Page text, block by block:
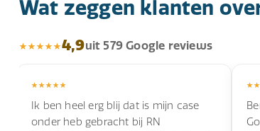
Wat zeggen klanten
4,9uit 579 Google reviews
Ik ben heel erg blij dat is mijn case
onder heb gebracht bij RN